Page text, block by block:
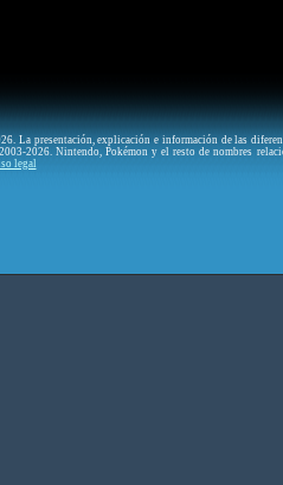
La presentación, explicación e información de las
2026. Nintendo, Pokémon y el resto de nombres
legal